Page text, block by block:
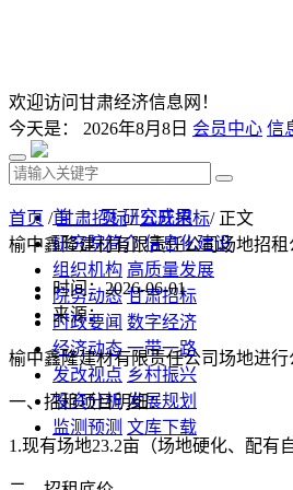
欢迎访问甘肃经济信息网！
今天是： 2026年8月8日 会员中心 信
首 页 研究成果
研究院简介 信息化建设
组织机构 高质量发展
院务动态 甘肃招标
时政要闻 数字经济
经济动态 一带一路
发改视点 乡村振兴
投资分析 发展规划
监测预测 文库下载
首页 /甘肃招标/公开招标/ 正文
榆中鑫隆建材有限责任公司场地招租
时间：2026-06-01
来源：
榆中鑫隆建材有限责任公司场地进行
一、招租项目明细：
1.现有场地23.2亩（场地硬化、配有